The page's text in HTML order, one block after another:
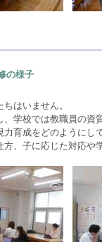
の様子
はいません。
学校では教職員の資
育成をどのようにし
、子に応じた対応や